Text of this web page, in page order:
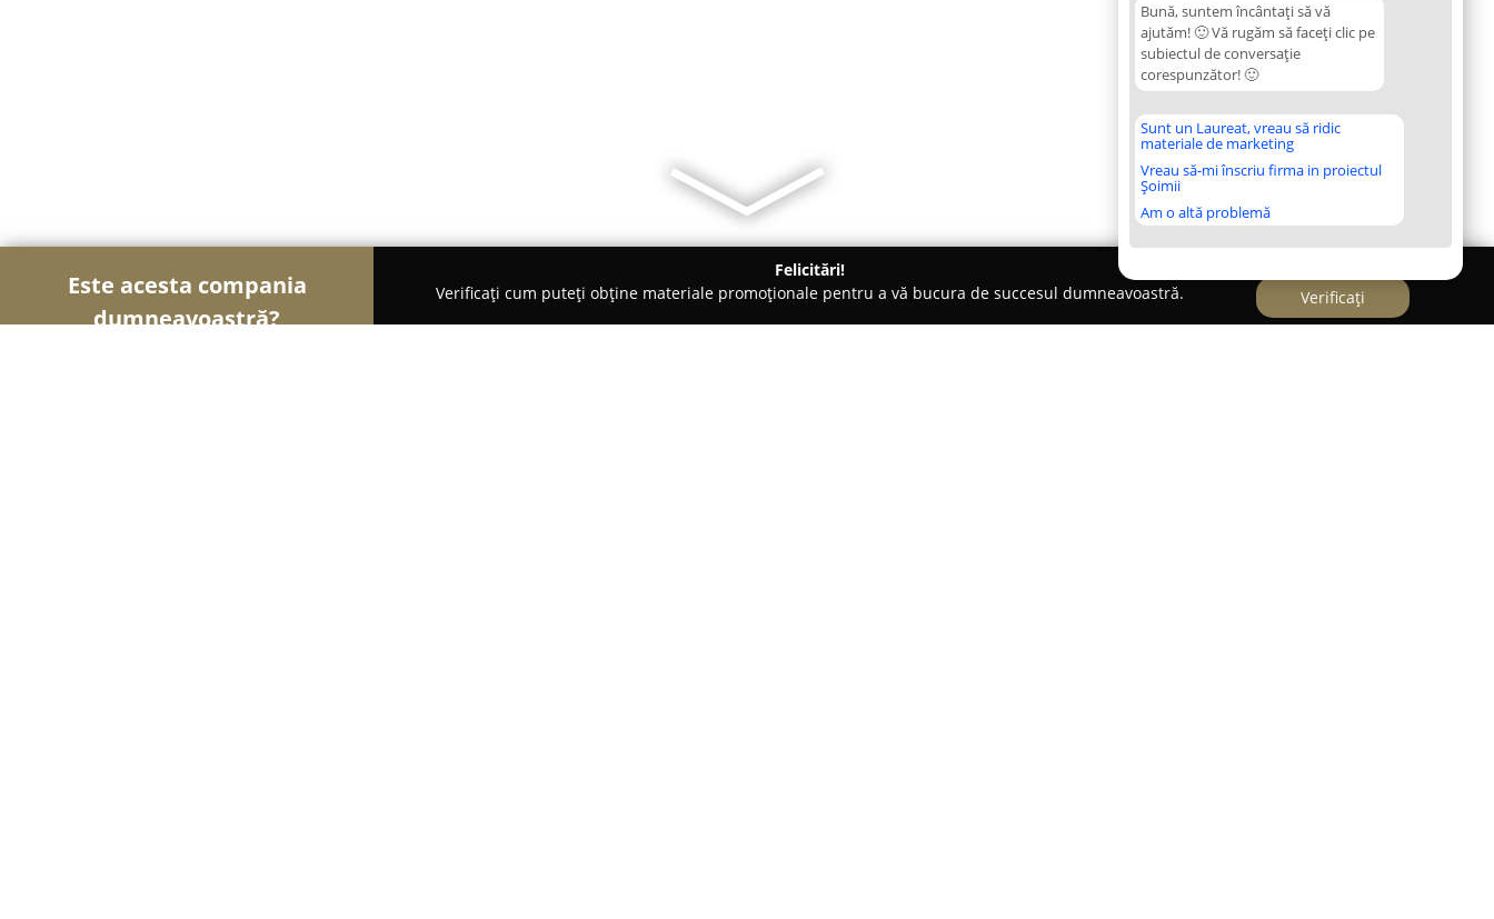
Bună, suntem încântați să vă
ajutăm! 🙂 Vă rugăm să faceți clic pe
subiectul de conversație
corespunzător! 🙂
Sunt un Laureat, vreau să ridic
materiale de marketing
Vreau să-mi înscriu firma in proiectul
Șoimii
Am o altă problemă
Este acesta compania
dumneavoastră?
Felicitări!
Verificați cum puteți obține materiale promoționale pentru a vă bucura de succesul dumneavoastră.
Verificați